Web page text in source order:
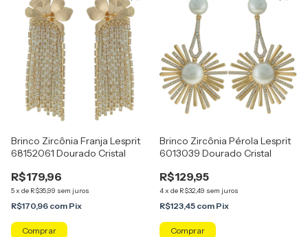
Brinco Zircônia Franja Lesprit
68152061 Dourado Cristal
R$179,96
5x de R$35,99 sem juros
R$170,96 com Pix
Brinco Zircônia Pérola Lesprit
6013039 Dourado Cristal
R$129,95
4x de R$32,49 sem juros
R$123,45 com Pix